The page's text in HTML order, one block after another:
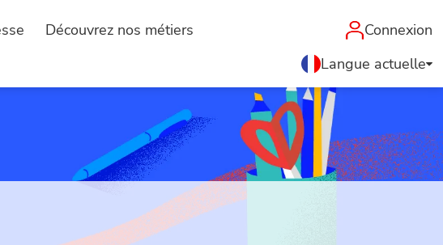
Découvrez nos métiers
Connexion
Langue actuelle